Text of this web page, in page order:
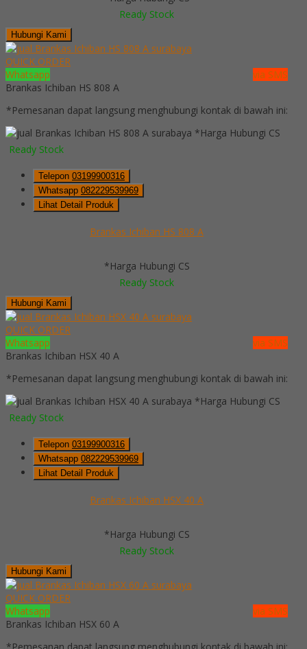
Ready Stock
Hubungi Kami
QUICK ORDER
Whatsapp
via SMS
Brankas Ichiban HS 808 A
*Pemesanan dapat langsung menghubungi kontak di bawah ini:
*Harga Hubungi CS
Ready Stock
Telepon 03199900316
Whatsapp 082229539969
Lihat Detail Produk
Brankas Ichiban HS 808 A
*Harga Hubungi CS
Ready Stock
Hubungi Kami
QUICK ORDER
Whatsapp
via SMS
Brankas Ichiban HSX 40 A
*Pemesanan dapat langsung menghubungi kontak di bawah ini:
*Harga Hubungi CS
Ready Stock
Telepon 03199900316
Whatsapp 082229539969
Lihat Detail Produk
Brankas Ichiban HSX 40 A
*Harga Hubungi CS
Ready Stock
Hubungi Kami
QUICK ORDER
Whatsapp
via SMS
Brankas Ichiban HSX 60 A
*Pemesanan dapat langsung menghubungi kontak di bawah ini: